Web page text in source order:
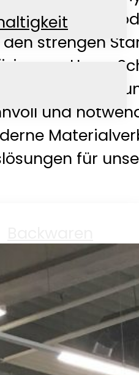
Elektronik
Obst &
Schüttgüter
Trockenware
Deshalb
strengen
Unser
und
für